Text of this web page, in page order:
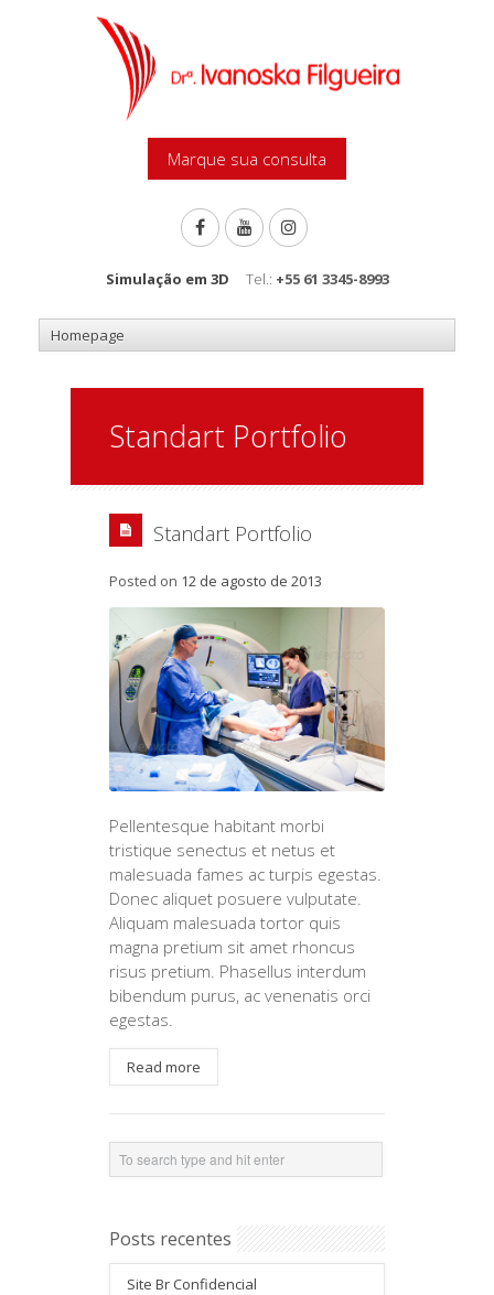
Marque sua consulta
Simulação em 3D Tel.: +55 61 3345-8993
Standart Portfolio
Standart Portfolio
Posted on 12 de agosto de 2013
Pellentesque habitant morbi
tristique senectus et netus et
malesuada fames ac turpis egestas.
Donec aliquet posuere vulputate.
Aliquam malesuada tortor quis
magna pretium sit amet rhoncus
risus pretium. Phasellus interdum
bibendum purus, ac venenatis orci
egestas.
Read more
Posts recentes
Site Br Confidencial